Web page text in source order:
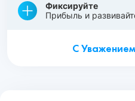
Фиксируйте
Прибыль и
С